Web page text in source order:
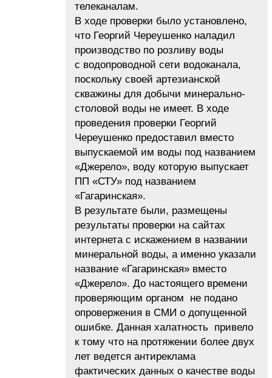
телеканалам.
В ходе проверки было установлено,
что Георгий Череушенко наладил
производство по розливу воды
с водопроводной сети водоканала,
поскольку своей артезианской
скважины для добычи минерально-
столовой воды не имеет. В ходе
проведения проверки Георгий
Череушенко предоставил вместо
выпускаемой им воды под названием
«Джерело», воду которую выпускает
ПП «СТУ» под названием
«Гагаринская».
В результате были, размещены
результаты проверки на сайтах
интернета с искажением в названии
минеральной воды, а именно указали
название «Гагаринская» вместо
«Джерело». До настоящего времени
проверяющим органом не подано
опровержения в СМИ о допущенной
ошибке. Данная халатность привело
к тому что на протяжении более двух
лет ведется антиреклама
фактических данных о качестве воды